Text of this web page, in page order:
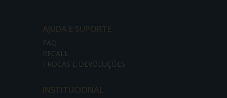
AJUDA E SUPORTE
FAQ
RECALL
TROCAS E DEVOLUÇÕES
INSTITUCIONAL